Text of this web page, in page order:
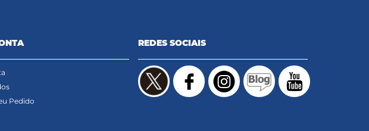
Pedido
REDES SOCIAIS